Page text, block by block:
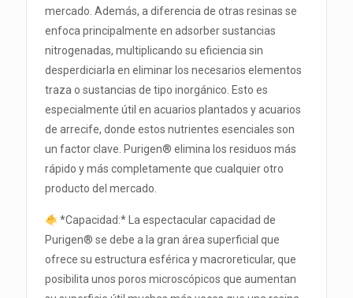
mercado. Además, a diferencia de otras resinas se
enfoca principalmente en adsorber sustancias
nitrogenadas, multiplicando su eficiencia sin
desperdiciarla en eliminar los necesarios elementos
traza o sustancias de tipo inorgánico. Esto es
especialmente útil en acuarios plantados y acuarios
de arrecife, donde estos nutrientes esenciales son
un factor clave. Purigen® elimina los residuos más
rápido y más completamente que cualquier otro
producto del mercado.
*Capacidad:* La espectacular capacidad de
Purigen® se debe a la gran área superficial que
ofrece su estructura esférica y macroreticular, que
posibilita unos poros microscópicos que aumentan